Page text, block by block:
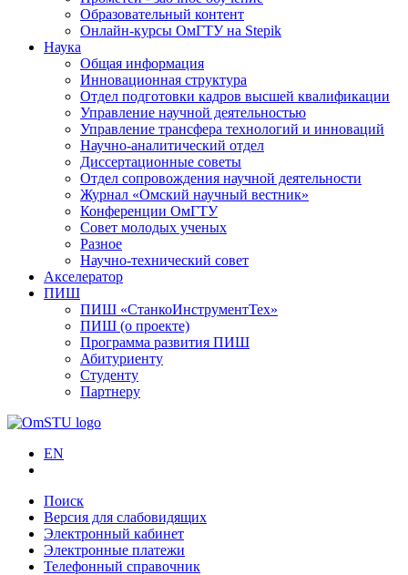
Образовательный контент
Онлайн-курсы ОмГТУ на Stepik
Наука
Общая информация
Инновационная структура
Отдел подготовки кадров высшей квалификации
Управление научной деятельностью
Управление трансфера технологий и инноваций
Научно-аналитический отдел
Диссертационные советы
Отдел сопровождения научной деятельности
Журнал «Омский научный вестник»
Конференции ОмГТУ
Совет молодых ученых
Разное
Научно-технический совет
Акселератор
ПИШ
ПИШ «СтанкоИнструментТех»
ПИШ (о проекте)
Программа развития ПИШ
Абитуриенту
Студенту
Партнеру
EN
Поиск
Версия для слабовидящих
Электронный кабинет
Электронные платежи
Телефонный справочник